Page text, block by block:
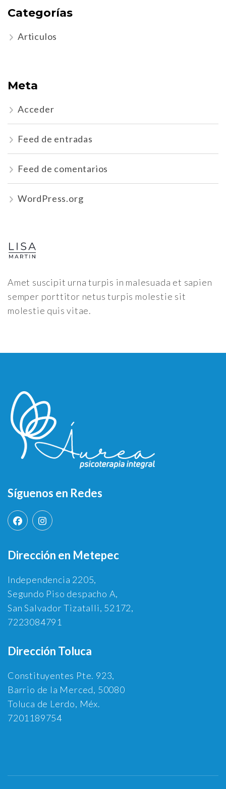
Categorías
Articulos
Meta
Acceder
Feed de entradas
Feed de comentarios
WordPress.org
Amet suscipit urna turpis in malesuada et sapien
semper porttitor netus turpis molestie sit
molestie quis vitae.
Síguenos en Redes
Dirección en Metepec
Independencia 2205,
Segundo Piso despacho A,
San Salvador Tizatalli, 52172,
7223084791
Dirección Toluca
Constituyentes Pte. 923,
Barrio de la Merced, 50080
Toluca de Lerdo, Méx.
7201189754